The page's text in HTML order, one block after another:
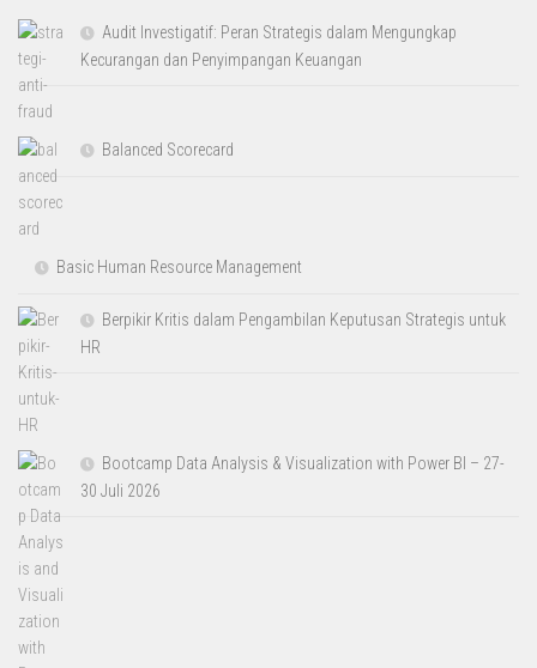
Audit Investigatif: Peran Strategis dalam Mengungkap
Kecurangan dan Penyimpangan Keuangan
Balanced Scorecard
Basic Human Resource Management
Berpikir Kritis dalam Pengambilan Keputusan Strategis untuk
HR
Bootcamp Data Analysis & Visualization with Power BI – 27-
30 Juli 2026